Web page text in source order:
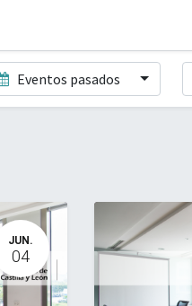
Eventos pasados
JUN.
04